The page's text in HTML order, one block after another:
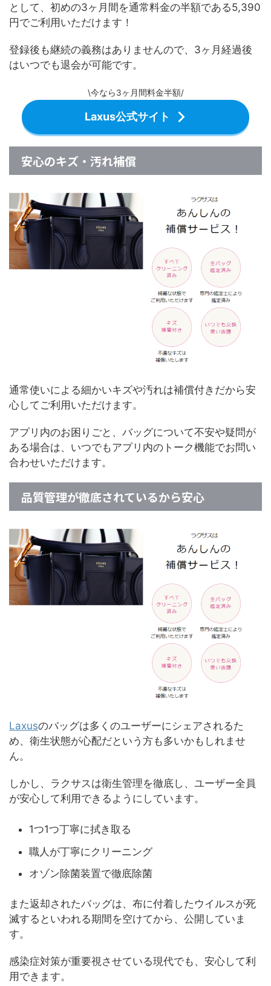
として、初めの3ヶ月間を通常料金の半額である5,390
円でご利用いただけます！
登録後も継続の義務はありませんので、3ヶ月経過後
はいつでも退会が可能です。
\今なら3ヶ月間料金半額/
Laxus公式サイト
安心のキズ・汚れ補償
通常使いによる細かいキズや汚れは補償付きだから安
心してご利用いただけます。
アプリ内のお困りごと、バッグについて不安や疑問が
ある場合は、いつでもアプリ内のトーク機能でお問い
合わせいただけます。
品質管理が徹底されているから安心
Laxusのバッグは多くのユーザーにシェアされるた
め、衛生状態が心配だという方も多いかもしれませ
ん。
しかし、ラクサスは衛生管理を徹底し、ユーザー全員
が安心して利用できるようにしています。
1つ1つ丁寧に拭き取る
職人が丁寧にクリーニング
オゾン除菌装置で徹底除菌
また返却されたバッグは、布に付着したウイルスが死
滅するといわれる期間を空けてから、公開していま
す。
感染症対策が重要視させている現代でも、安心して利
用できます。